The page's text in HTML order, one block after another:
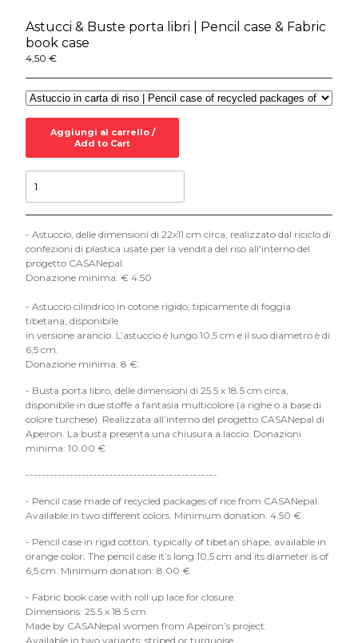
Terms and Conditions
Contattaci / Contact Us
Vai al sito Apeiron / Visit
Apeiron Online
Astucci & Buste porta libri | Pencil case & Fabric
book case
4,50 €
Aggiungi al carrello /
Add to Cart
- Astuccio, delle dimensioni di 22x11 cm circa, realizzato dal riciclo di
confezioni di plastica usate per la vendita del riso all'interno del
progetto CASANepal.
Donazione minima: € 4.50
- Astuccio cilindrico in cotone rigido, tipicamente di foggia
tibetana, disponibile
in versione arancio. L’astuccio è lungo 10,5 cm e il suo diametro è di
6,5 cm.
Donazione minima: 8 €.
- Busta porta libro, delle dimensioni di 25.5 x 18.5 cm circa,
disponibile in due stoffe a fantasia multicolore (a righe o a base di
colore turchese). Realizzata all’interno del progetto CASANepal di
Apeiron. La busta presenta una chiusura a laccio. Donazioni
minima: 10.00 €
------------------------------------------------
- Pencil case made of recycled packages of rice from CASANepal.
Available in two different colors. Minimum donation: 4.50 €
- Pencil case in rigid cotton, typically of tibetan shape, available in
orange color. The pencil case it’s long 10,5 cm and its diameter is of
6,5 cm. Minimum donation: 8.00 €
- Fabric book case with roll up lace for closure.
Dimensions: 25.5 x 18.5 cm
Made by CASANepal women from Apeiron’s project.
Available in two variants: striped or turquoise